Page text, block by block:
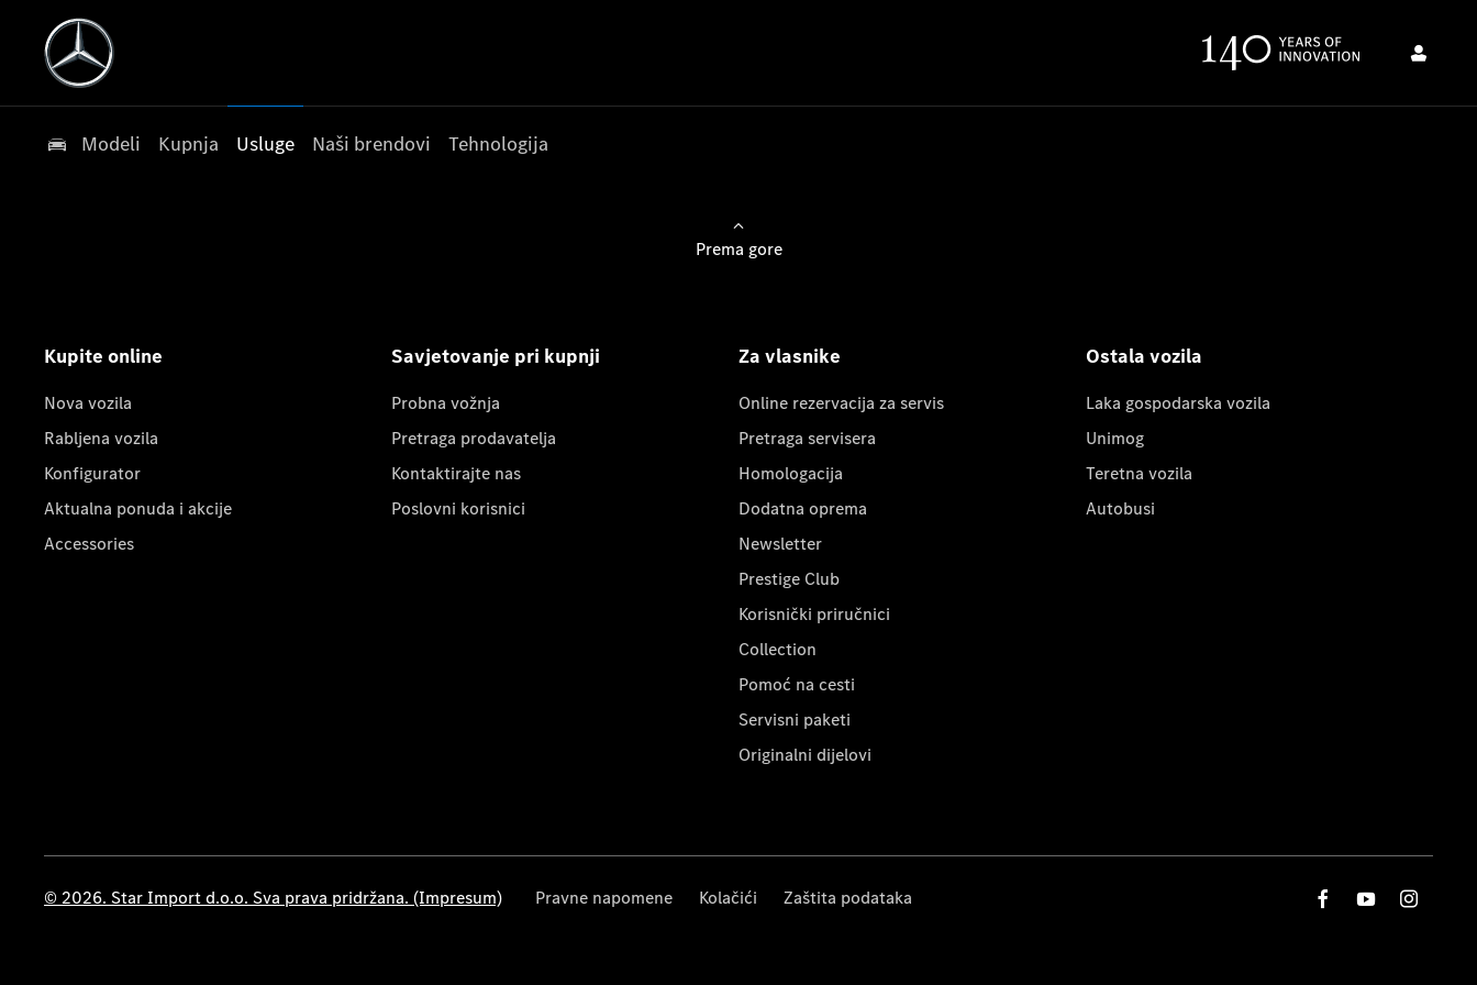
Modeli Kupnja Usluge Naši brendovi Tehnologija
Prema gore
Kupite online
Nova vozila
Rabljena vozila
Konfigurator
Aktualna ponuda i akcije
Accessories
Savjetovanje pri kupnji
Probna vožnja
Pretraga prodavatelja
Kontaktirajte nas
Poslovni korisnici
Za vlasnike
Online rezervacija za servis
Pretraga servisera
Homologacija
Dodatna oprema
Newsletter
Prestige Club
Korisnički priručnici
Collection
Pomoć na cesti
Servisni paketi
Originalni dijelovi
Ostala vozila
Laka gospodarska vozila
Unimog
Teretna vozila
Autobusi
© 2026. Star Import d.o.o. Sva prava pridržana. (Impresum) Pravne napomene Kolačići Zaštita podataka